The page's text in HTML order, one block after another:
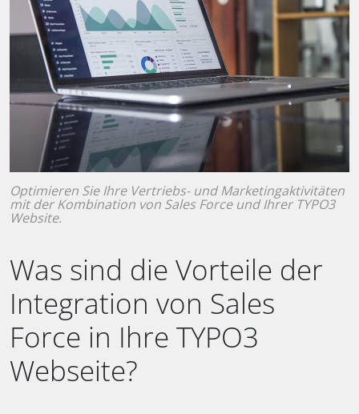
Optimieren Sie Ihre Vertriebs- und Marketingaktivitäten
mit der Kombination von Sales Force und Ihrer TYPO3
Website.
Was sind die Vorteile der
Integration von Sales
Force in Ihre TYPO3
Webseite?